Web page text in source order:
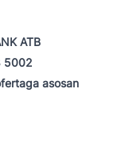
ATB
5002
asosan